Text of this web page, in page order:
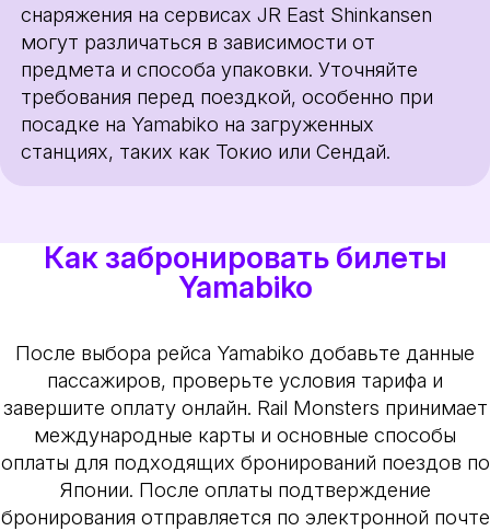
снаряжения на сервисах JR East Shinkansen
могут различаться в зависимости от
предмета и способа упаковки. Уточняйте
требования перед поездкой, особенно при
посадке на Yamabiko на загруженных
станциях, таких как Токио или Сендай.
Как забронировать билеты
Yamabiko
После выбора рейса Yamabiko добавьте данные
пассажиров, проверьте условия тарифа и
завершите оплату онлайн. Rail Monsters принимает
международные карты и основные способы
оплаты для подходящих бронирований поездов по
Японии. После оплаты подтверждение
бронирования отправляется по электронной почте